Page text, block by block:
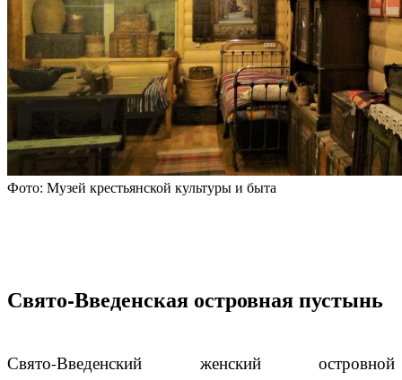
Фото: Музей крестьянской культуры и быта
Свято-Введенская островная пустынь
Свято-Введенский женский островной